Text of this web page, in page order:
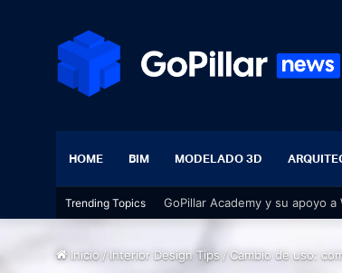
HOME BIM MODELADO 3D
Trending Topics GoPillar Academy y su apoyo
Inicio/Interior Design Tips/Cambio de uso: